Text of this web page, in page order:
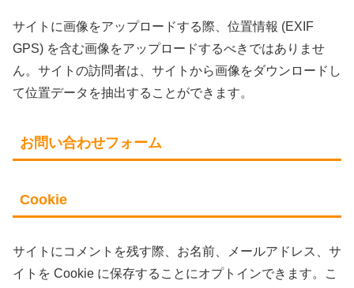
サイトに画像をアップロードする際、位置情報 (EXIF
GPS) を含む画像をアップロードするべきではありませ
ん。サイトの訪問者は、サイトから画像をダウンロードし
て位置データを抽出することができます。
お問い合わせフォーム
Cookie
サイトにコメントを残す際、お名前、メールアドレス、サ
イトを Cookie に保存することにオプトインできます。こ